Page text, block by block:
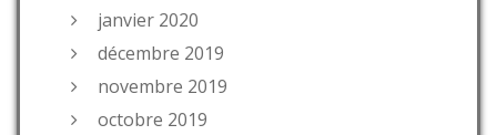
janvier 2020
décembre 2019
novembre 2019
octobre 2019